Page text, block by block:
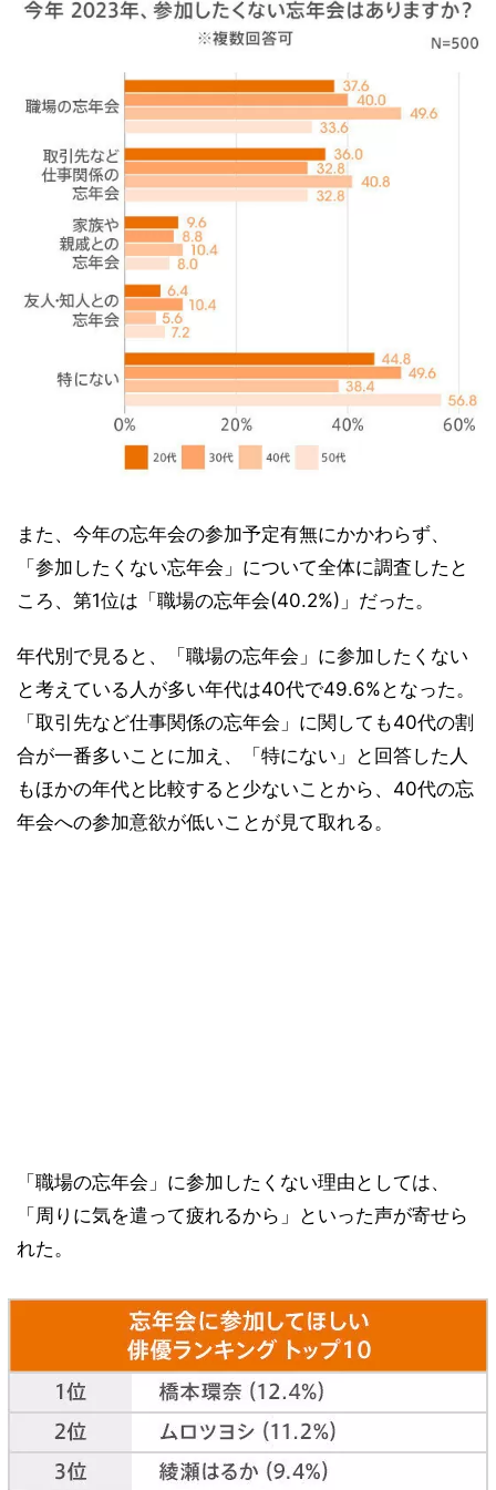
また、今年の忘年会の参加予定有無にかかわらず、
「参加したくない忘年会」について全体に調査したと
ころ、第1位は「職場の忘年会(40.2%)」だった。
年代別で見ると、「職場の忘年会」に参加したくない
と考えている人が多い年代は40代で49.6%となった。
「取引先など仕事関係の忘年会」に関しても40代の割
合が一番多いことに加え、「特にない」と回答した人
もほかの年代と比較すると少ないことから、40代の忘
年会への参加意欲が低いことが見て取れる。
「職場の忘年会」に参加したくない理由としては、
「周りに気を遣って疲れるから」といった声が寄せら
れた。